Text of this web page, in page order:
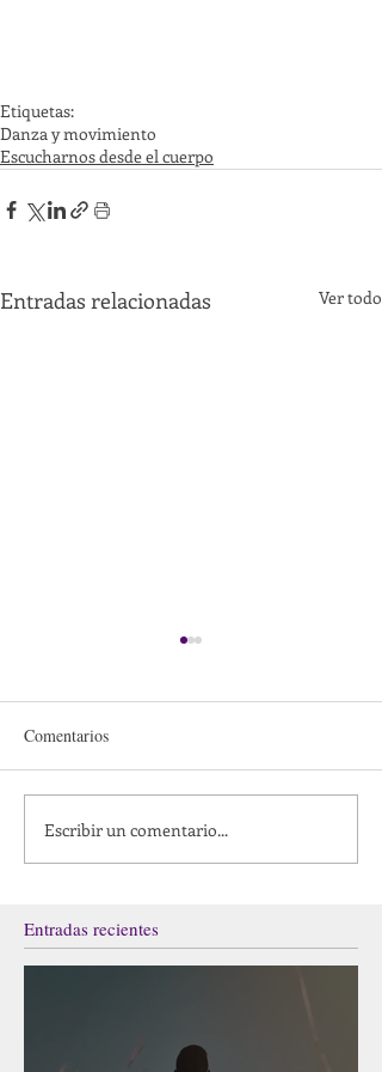
Etiquetas:
Danza y movimiento
Escucharnos desde el cuerpo
Entradas relacionadas Ver todo
Danzar desde el continuum
de la conciencia
Comentarios
Escribir un comentario...
Entradas recientes